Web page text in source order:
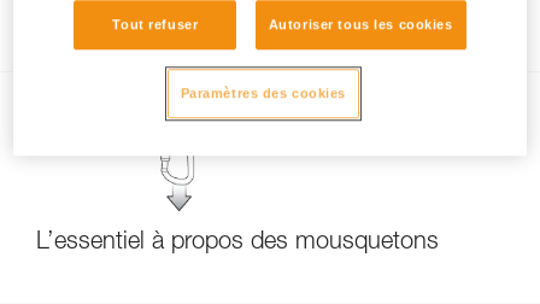
L’essentiel à propos des mousquetons
Tout refuser Autoriser tous les cookies
Paramètres des cookies